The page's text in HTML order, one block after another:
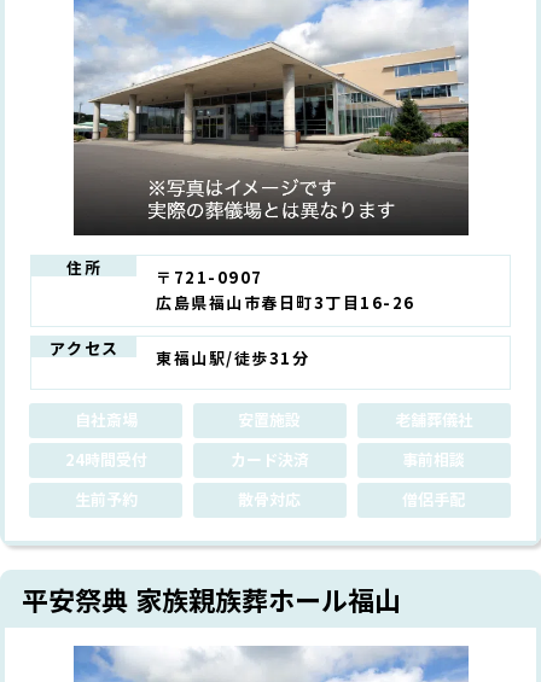
住所
〒721-0907
広島県福山市春日町3丁目16-26
アクセス 東福山駅/徒歩31分
自社斎場 安置施設
老舗葬儀社
24時間受付
カード決済
事前相談
生前予約
散骨対応 僧侶手配
平安祭典 家族親族葬ホール福山